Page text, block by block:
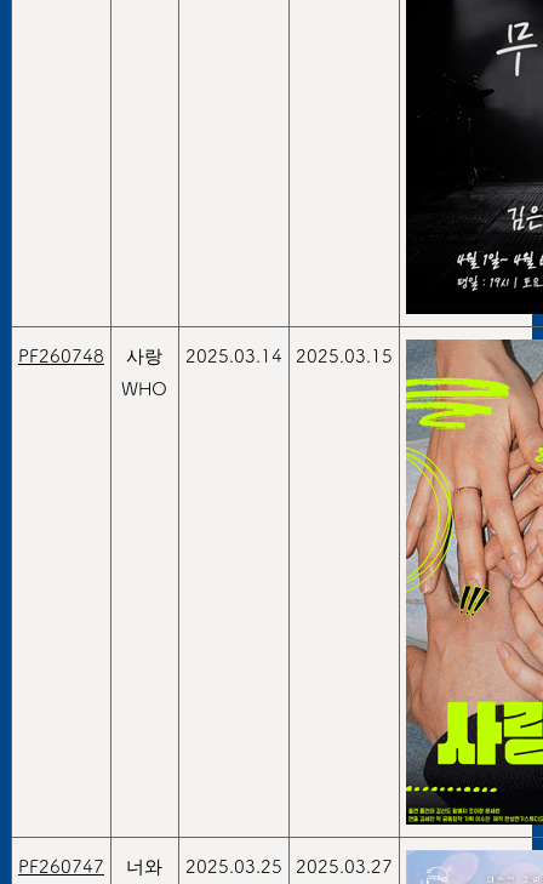
PF260748
사랑
WHO
2025.03.14 2025.03.15
PF260747 너와 2025.03.25 2025.03.27